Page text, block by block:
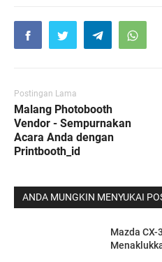
Postingan Lama
Malang Photobooth
Vendor - Sempurnakan
Acara Anda dengan
Printbooth_id
ANDA MUNGKIN MENYUKAI
Mazda CX-